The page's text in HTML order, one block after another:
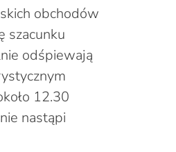
obchodów
szacunku
odśpiewają
12.30
nastąpi